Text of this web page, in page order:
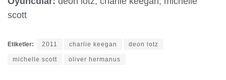
scott
Etiketler: 2011 charlie keegan deon lotz
michelle scott oliver hermanus